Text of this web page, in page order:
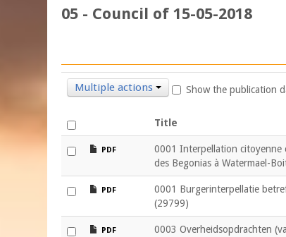
05 - Council of 15-05-2018
Multiple actions Show the publication
Title
file
PDF
0001 Interpellation citoyenne
des Begonias à Watermael-
file
PDF
0001 Burgerinterpellatie
(29799)
file
PDF
0003 Overheidsopdrachten